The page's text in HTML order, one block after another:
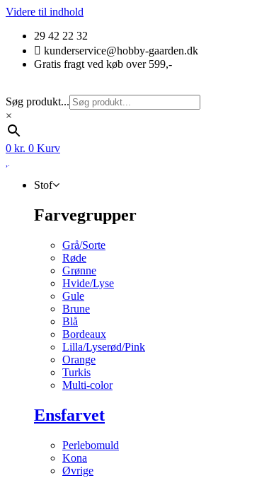
Videre til indhold
29 42 22 32
kunderservice@hobby-gaarden.dk
Gratis fragt ved køb over 599,-
Søg produkt...
×
0 kr. 0 Kurv
Stof
Farvegrupper
Grå/Sorte
Røde
Grønne
Hvide/Lyse
Gule
Brune
Blå
Bordeaux
Lilla/Lyserød/Pink
Orange
Turkis
Multi-color
Ensfarvet
Perlebomuld
Kona
Øvrige